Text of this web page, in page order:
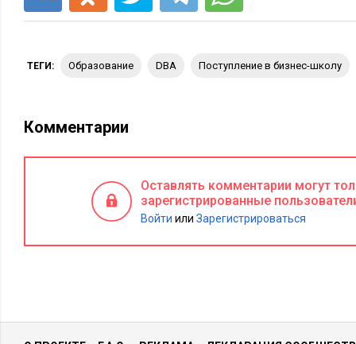
ТЕГИ: образование DBA поступление в бизнес-школу
Комментарии
Оставлять комментарии могут
зарегистрированные
Войти или Зарегистрироваться